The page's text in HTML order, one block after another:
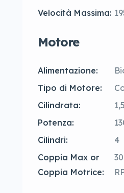
Velocità Massima:
Motore
Alimentazione:
Tipo di Motore:
Cilindrata:
Potenza:
Cilindri:
4
Coppia Max or
Coppia Motrice: